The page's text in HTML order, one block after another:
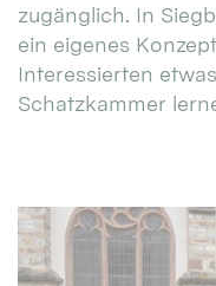
zugänglich. In
ein eigenes
Interessierten
Schatzkammer